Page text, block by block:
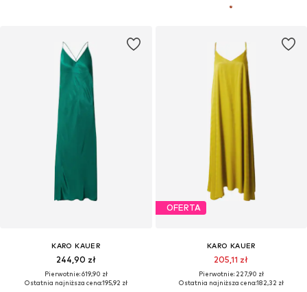
KARO KAUER
244,90 zł
Pierwotnie: 619,90 zł
Ostatnia najniższa cena:195,92 zł
OFERTA
KARO KAUER
205,11 zł
Pierwotnie: 227,90 zł
Ostatnia najniższa cena:182,32 zł